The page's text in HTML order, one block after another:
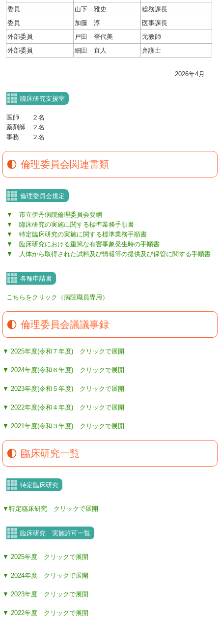
委員
山下 雅史
総務課長
委員
加藤 淳
医事課長
外部委員
戸田 登代美
元教師
外部委員
細田 直人 弁護士
2026年4月
臨床研究支援室
医師 ２名
薬剤師 ２名
事務 ２名
倫理委員会関連書類
倫理委員会規定
▼ 市立伊丹病院倫理委員会要綱
▼ 臨床研究の実施に関する標準業務手順書
▼ 特定臨床研究の実施に関する標準業務手順書
▼ 臨床研究における重篤な有害事象発生時の手順書
▼ 人体から取得された試料及び情報等の提供及び保管に関する手順書
各種申請書
こちらをクリック（病院職員専用）
倫理委員会議議事録
▼ 2025年度(令和７年度) クリックで展開
▼ 2024年度(令和６年度) クリックで展開
▼ 2023年度(令和５年度) クリックで展開
▼ 2022年度(令和４年度) クリックで展開
▼ 2021年度(令和３年度) クリックで展開
臨床研究一覧
特定臨床研究
▼特定臨床研究 クリックで展開
臨床研究 実施許可一覧
▼ 2025年度 クリックで展開
▼ 2024年度 クリックで展開
▼ 2023年度 クリックで展開
▼ 2022年度 クリックで展開